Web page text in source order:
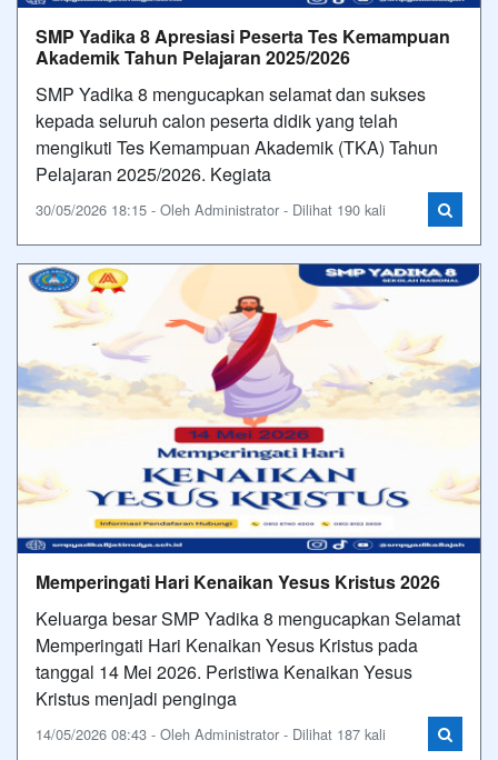
SMP Yadika 8 Apresiasi Peserta Tes Kemampuan
Akademik Tahun Pelajaran 2025/2026
SMP Yadika 8 mengucapkan selamat dan sukses
kepada seluruh calon peserta didik yang telah
mengikuti Tes Kemampuan Akademik (TKA) Tahun
Pelajaran 2025/2026. Kegiata
30/05/2026 18:15 - Oleh Administrator - Dilihat 190 kali
Memperingati Hari Kenaikan Yesus Kristus 2026
Keluarga besar SMP Yadika 8 mengucapkan Selamat
Memperingati Hari Kenaikan Yesus Kristus pada
tanggal 14 Mei 2026. Peristiwa Kenaikan Yesus
Kristus menjadi penginga
14/05/2026 08:43 - Oleh Administrator - Dilihat 187 kali